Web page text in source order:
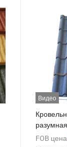
Видео
FOB